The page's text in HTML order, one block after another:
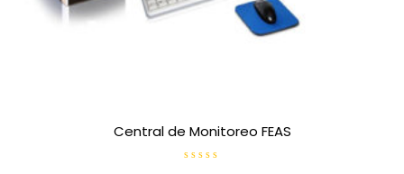
Central de Monitoreo FEAS